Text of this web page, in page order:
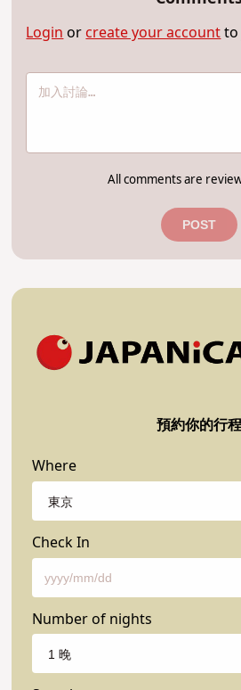
Login or create your accountto
All comments are
POST
預約你的行程
Where
Check In
Number of nights